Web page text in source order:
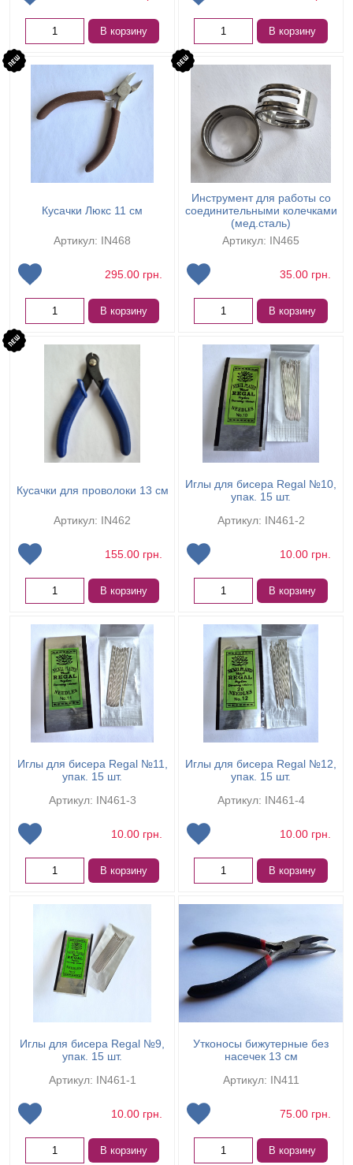
В корзину В корзину
Кусачки Люкс 11 см
Артикул: IN468
295.00 грн.
В корзину
Инструмент для работы со
соединительными колечками
(мед.сталь)
Артикул: IN465
35.00 грн.
В корзину
Кусачки для проволоки 13 см
Артикул: IN462
155.00 грн.
В корзину
Иглы для бисера Regal №10,
упак. 15 шт.
Артикул: IN461-2
10.00 грн.
В корзину
Иглы для бисера Regal №11,
упак. 15 шт.
Артикул: IN461-3
10.00 грн.
В корзину
Иглы для бисера Regal №12,
упак. 15 шт.
Артикул: IN461-4
10.00 грн.
В корзину
Иглы для бисера Regal №9,
упак. 15 шт.
Артикул: IN461-1
10.00 грн.
В корзину
Утконосы бижутерные без
насечек 13 см
Артикул: IN411
75.00 грн.
В корзину